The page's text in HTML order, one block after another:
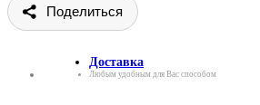
Поделиться
Доставка
Любым удобным для Вас способом